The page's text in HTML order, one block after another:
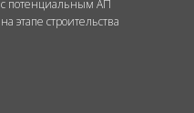
с потенциальным АП
на этапе строительства